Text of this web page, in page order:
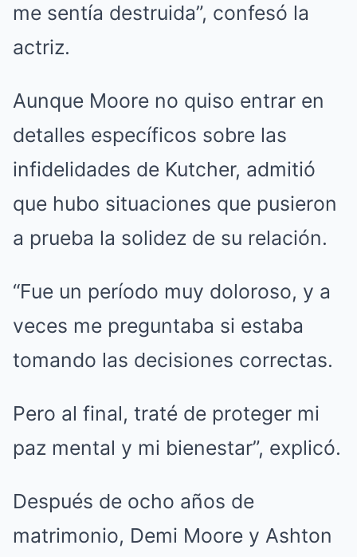
me sentía destruida”, confesó la
actriz.
Aunque Moore no quiso entrar en
detalles específicos sobre las
infidelidades de Kutcher, admitió
que hubo situaciones que pusieron
a prueba la solidez de su relación.
“Fue un período muy doloroso, y a
veces me preguntaba si estaba
tomando las decisiones correctas.
Pero al final, traté de proteger mi
paz mental y mi bienestar”, explicó.
Después de ocho años de
matrimonio, Demi Moore y Ashton